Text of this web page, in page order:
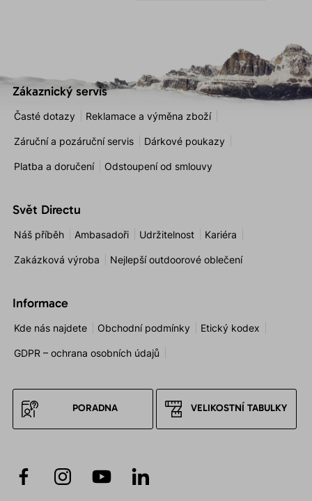
Zákaznický servis
Časté dotazy Reklamace a výměna zboží
Záruční a pozáruční servis Dárkové poukazy
Platba a doručení Odstoupení od smlouvy
Svět Directu
Náš příběh Ambasadoři Udržitelnost Kariéra
Zakázková výroba Nejlepší outdoorové oblečení
Informace
Kde nás najdete Obchodní podmínky Etický kodex
GDPR – ochrana osobních údajů
PORADNA VELIKOSTNÍ TABULKY